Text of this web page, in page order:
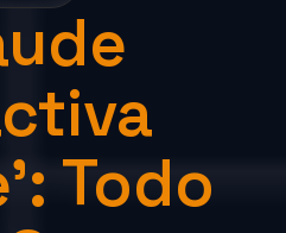
Todo